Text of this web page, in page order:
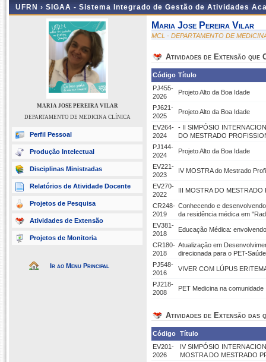
UFRN › SIGAA - Sistema Integrado de Gestão de Atividades
MARIA JOSE PEREIRA VILAR
DEPARTAMENTO DE MEDICINA CLÍNICA
Perfil Pessoal
Produção Intelectual
Disciplinas Ministradas
Relatórios de Atividade Docente
Projetos de Pesquisa
Atividades de Extensão
Projetos de Monitoria
Ir ao Menu Principal
Maria Jose Pereira Vilar
MCL - DEPARTAMENTO DE
Atividades de Extensão que
Código Título
PJ455-
2026
Projeto Alto da Boa Idade
PJ621-
2025
Projeto Alto da Boa Idade
EV264-
2024
- II SIMPÓSIO
DO MESTRADO
PJ144-
2024
Projeto Alto da Boa Idade
EV221-
2023
IV MOSTRA do Mestrado
EV270-
2022
III MOSTRA DO MESTRADO
CR248-
2019
Conhecendo e
da residência médica em
EV381-
2018
Educação Médica:
CR180-
2018
Atualização em
direcionada para o PET-Saúde
PJ548-
2016
VIVER COM LÚPUS
PJ218-
2008
PET Medicina na comunidade
Atividades de Extensão das
Código Título
EV201-
2026
IV SIMPÓSIO
MOSTRA DO MESTRADO